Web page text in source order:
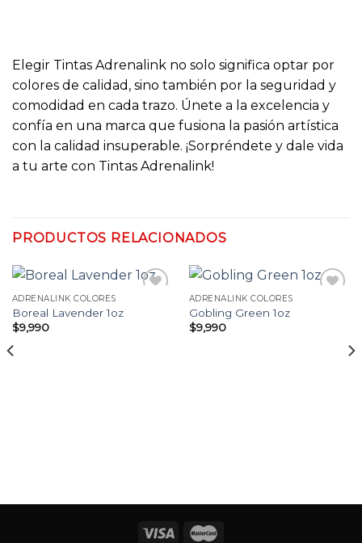
Elegir Tintas Adrenalink no solo significa optar por
colores de calidad, sino también por la seguridad y
comodidad en cada trazo. Únete a la excelencia y
confía en una marca que fusiona la pasión artística
con la calidad insuperable. ¡Sorpréndete y dale vida
a tu arte con Tintas Adrenalink!
PRODUCTOS RELACIONADOS
ADRENALINK COLORES
Boreal Lavender 1oz
$9,990
ADRENALINK COLORES
Gobling Green 1oz
$9,990